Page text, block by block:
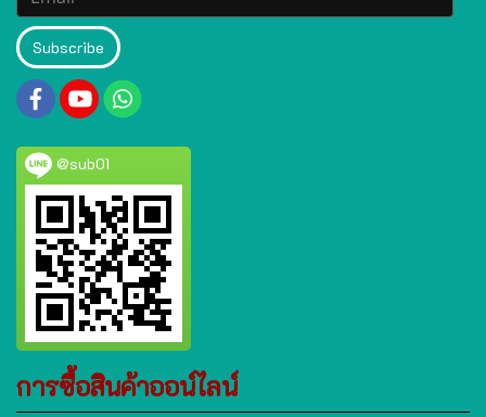
Subscribe
@sub01
การซื้อสินค้าออน์ไลน์